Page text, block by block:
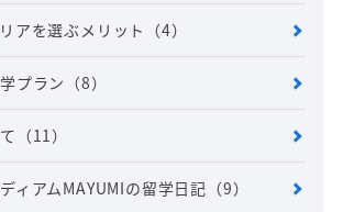
アを選ぶメリット （4）
プラン （8）
（11）
ィアムMAYUMIの留学日記 （9）